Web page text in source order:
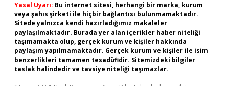
Yasal Uyarı: Bu internet sitesi, herhangi bir marka, kurum
veya şahıs şirketi ile hiçbir bağlantısı bulunmamaktadır.
Sitede yalnızca kendi hazırladığımız makaleler
paylaşılmaktadır. Burada yer alan içerikler haber niteliği
taşımamakta olup, gerçek kurum ve kişiler hakkında
paylaşım yapılmamaktadır. Gerçek kurum ve kişiler ile isim
benzerlikleri tamamen tesadüfidir. Sitemizdeki bilgiler
taslak halindedir ve tavsiye niteliği taşımazlar.